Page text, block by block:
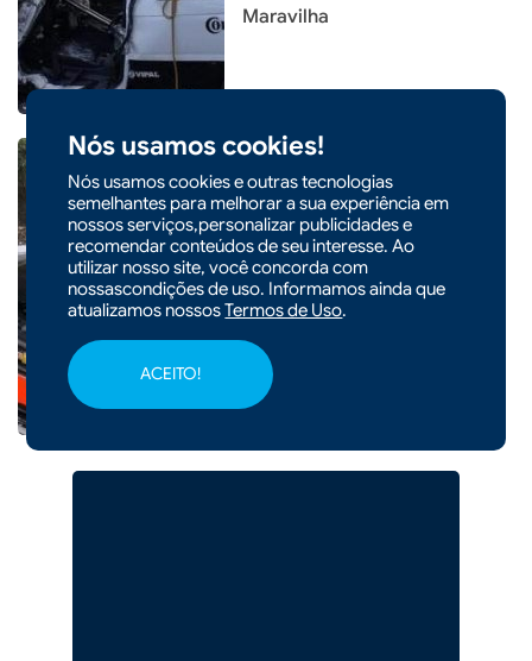
Nós usamos cookies!
Nós usamos cookies e outras tecnologias
semelhantes para melhorar a sua experiência em
nossos serviços,personalizar publicidades e
recomendar conteúdos de seu interesse. Ao
utilizar nosso site, você concorda com
nossascondições de uso. Informamos ainda que
atualizamos nossosTermos de Uso.
ACEITO!
Maravilha
| 16/03/2026 - 10h38
Colisão entre carro e
caminhão deixa uma pessoa
ferida em Ponte Serrada